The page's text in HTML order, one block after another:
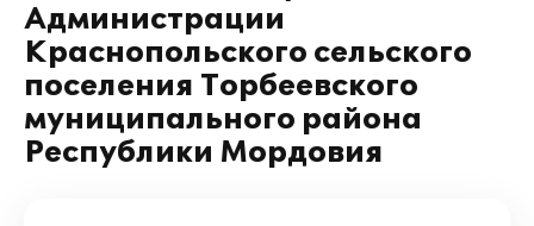
Администрации
Краснопольского сельского
поселения Торбеевского
муниципального района
Республики Мордовия